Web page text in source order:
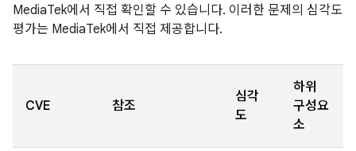
MediaTek에서 직접 확인할 수 있습니다. 이러한 문제의 심각도
평가는 MediaTek에서 직접 제공합니다.
CVE 참조
심각
도
하위
구성요
소